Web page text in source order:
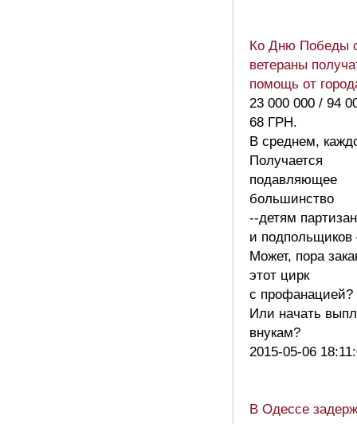
Ко Дню Победы
ветераны
помощь от
23 000 000 / 94
68 ГРН.
В среднем,
Получается
подавляющее
большинство
--детям партизан
и
Может, пора
этот цирк
с профанацией?
Или начать
внукам?
2015-05-06
В Одессе